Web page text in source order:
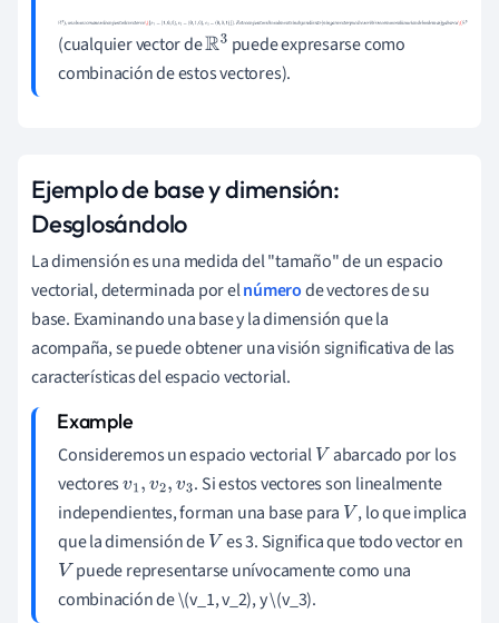
ú ú ó á
R3),unabasecomúneselconjuntodevectores\({e1=
(1,0,0),e2=(0,1,0),e3=
(0,0,1)}).Esteconjuntoeslinealme
(cualquier vector deR3 puede expresarse como
combinación de estos vectores).
Ejemplo de base y dimensión:
Desglosándolo
La dimensión es una medida del "tamaño" de un espacio
vectorial, determinada por elnúmerode vectores de su
base. Examinando una base y la dimensión que la
acompaña, se puede obtener una visión significativa de las
características del espacio vectorial.
Consideremos un espacio vectorial V abarcado por los
vectoresv1,v2,v3
. Si estos vectores son linealmente
independientes, forman una base para V , lo que implica
que la dimensión de V es 3. Significa que todo vector en
V puede representarse unívocamente como una
combinación de \(v_1, v_2), y \(v_3).